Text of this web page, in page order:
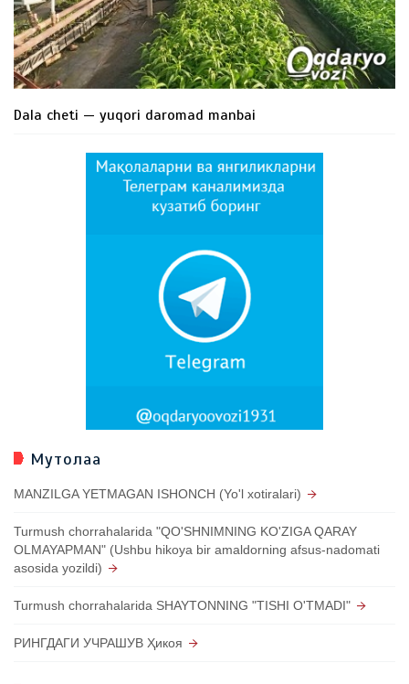
Dala cheti — yuqori daromad manbai
Мутолаа
MANZILGA YETMAGAN ISHONCH (Yo'l xotiralari)
Turmush chorrahalarida "QO'SHNIMNING KO'ZIGA QARAY
OLMAYAPMAN" (Ushbu hikoya bir amaldorning afsus-nadomati
asosida yozildi)
Turmush chorrahalarida SHAYTONNING "TISHI O'TMADI"
РИНГДАГИ УЧРАШУВ Ҳикоя